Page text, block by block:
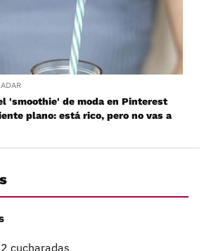
'smoothie' de moda en Pinterest
plano: está rico, pero no vas a
cucharadas